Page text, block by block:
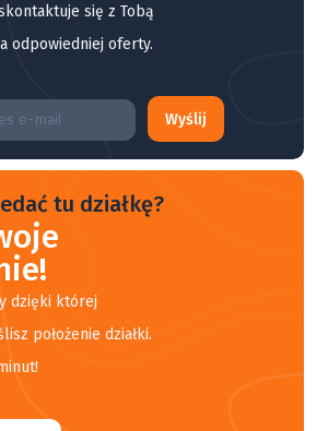
się z Tobą
odpowiedniej oferty.
Wyślij
tu działkę?
dzięki której
położenie działki.